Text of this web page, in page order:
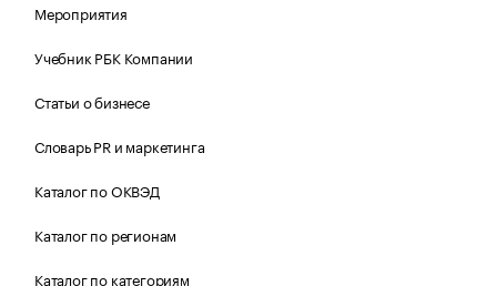
Мероприятия
Учебник РБК Компании
Статьи о бизнесе
Словарь PR и маркетинга
Каталог по ОКВЭД
Каталог по регионам
Каталог по категориям